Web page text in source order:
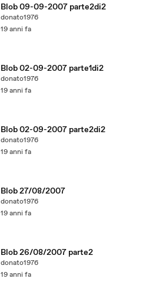
Blob 09-09-2007 parte2di2
donato1976
19 anni fa
Blob 02-09-2007 parte1di2
donato1976
19 anni fa
Blob 02-09-2007 parte2di2
donato1976
19 anni fa
Blob 27/08/2007
donato1976
19 anni fa
Blob 26/08/2007 parte2
donato1976
19 anni fa